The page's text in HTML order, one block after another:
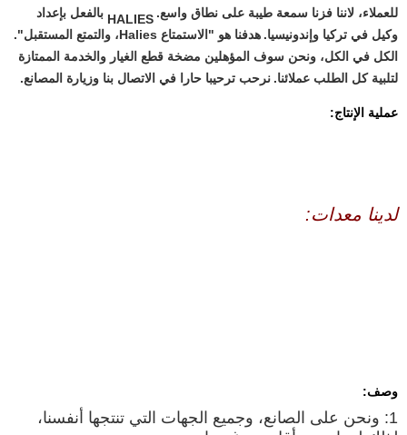
للعملاء، لاننا فزنا سمعة طيبة على نطاق واسع.
HALIES بالفعل بإعداد
وكيل في تركيا وإندونيسيا. هدفنا هو "الاستمتاع Halies، والتمتع المستقبل".
الكل في الكل، ونحن سوف المؤهلين مضخة قطع الغيار والخدمة الممتازة
لتلبية كل الطلب عملائنا. نرحب ترحيبا حارا في الاتصال بنا وزيارة المصانع.
عملية الإنتاج:
لدينا معدات:
وصف:
1: ونحن على الصانع، وجميع الجهات التي تنتجها أنفسنا،